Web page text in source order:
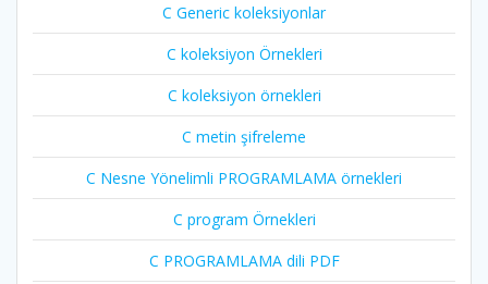
C Generic koleksiyonlar
C koleksiyon Örnekleri
C koleksiyon örnekleri
C metin şifreleme
C Nesne Yönelimli PROGRAMLAMA örnekleri
C program Örnekleri
C PROGRAMLAMA dili PDF